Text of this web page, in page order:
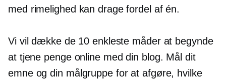
med rimelighed kan drage fordel af én.
Vi vil dække de 10 enkleste måder at begynde
at tjene penge online med din blog. Mål dit
emne og din målgruppe for at afgøre, hvilke